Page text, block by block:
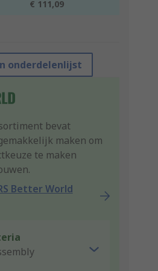
€ 111,09
onderdelenlijst
bevat
maken om
te maken
Better World